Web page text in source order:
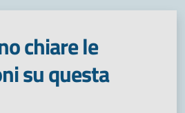
chiare le
su questa